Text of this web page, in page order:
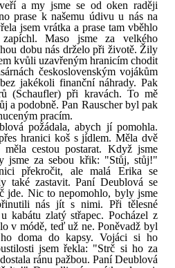
a my jsme se od oken raději
prase k našemu údivu u nás na
jsem vrátka a prase tam vběhlo
Maso jsme za velkého
dobu nás drželo při životě. Žily
kvůli uzavřeným hranicím chodit
československým vojákům
jakékoli finanční náhrady. Pak
(Schaufler) při kravách. To mě
a podobně. Pan Rauscher byl pak
pracím.
požádala, abych jí pomohla.
hranici koš s jídlem. Měla dvě
cestou postarat. Když jsme
jsme za sebou křik: "Stůj, stůj!"
překročit, ale malá Erika se
také zastavit. Paní Deublová se
jde. Nic to nepomohlo, byly jsme
nás jít s nimi. Při tělesné
kabátu zlatý střapec. Pocházel z
v módě, teď už ne. Poněvadž byl
doma do kapsy. Vojáci si ho
jsem řekla: "Strč si ho za
ránu pažbou. Paní Deublová